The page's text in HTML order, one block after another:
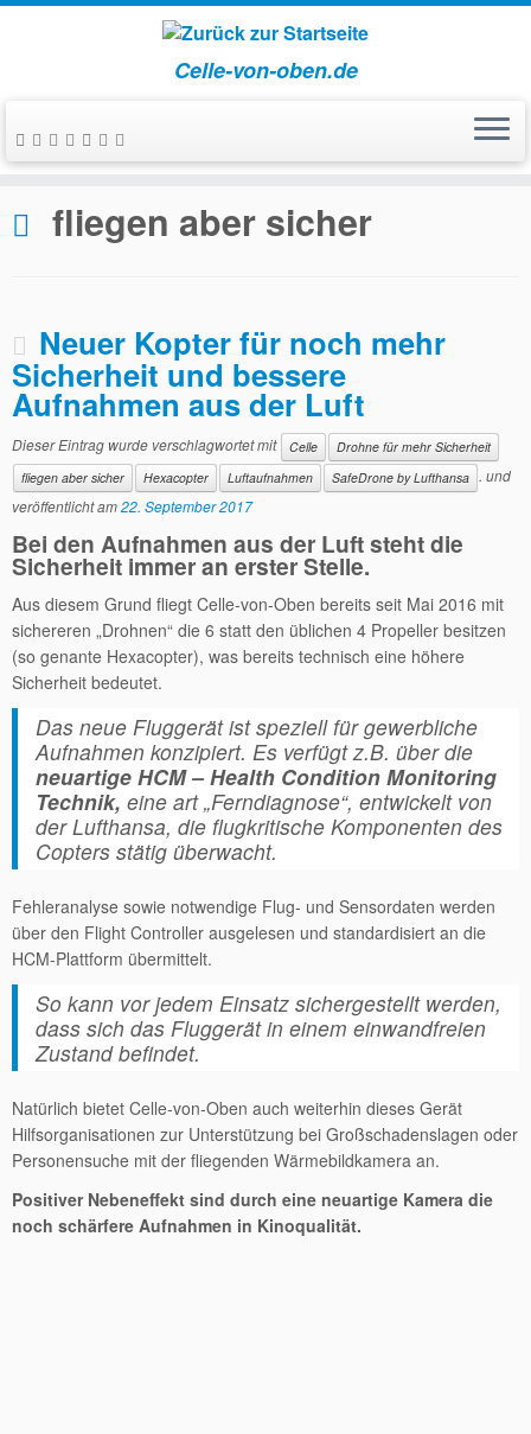
Zum
Inhalt
Celle-von-oben.de
Start » fliegen aber sicher
fliegen aber sicher
Neuer Kopter für noch mehr
Sicherheit und bessere
Aufnahmen aus der Luft
Dieser Eintrag wurde verschlagwortet mit Celle
Drohne für mehr Sicherheit
fliegen aber sicher
Hexacopter Luftaufnahmen SafeDrone by Lufthansa . und
veröffentlicht am22. September 2017
Bei den Aufnahmen aus der Luft steht die
Sicherheit immer an erster Stelle.
Aus diesem Grund fliegt Celle-von-Oben bereits seit Mai 2016 mit
sichereren „Drohnen“ die 6 statt den üblichen 4 Propeller besitzen
(so genante Hexacopter), was bereits technisch eine höhere
Sicherheit bedeutet.
Das neue Fluggerät ist speziell für gewerbliche
Aufnahmen konzipiert. Es verfügt z.B. über die
neuartige HCM – Health Condition Monitoring
Technik, eine art „Ferndiagnose“, entwickelt von
der Lufthansa, die flugkritische Komponenten des
Copters stätig überwacht.
Fehleranalyse sowie notwendige Flug- und Sensordaten werden
über den Flight Controller ausgelesen und standardisiert an die
HCM-Plattform übermittelt.
So kann vor jedem Einsatz sichergestellt werden,
dass sich das Fluggerät in einem einwandfreien
Zustand befindet.
Natürlich bietet Celle-von-Oben auch weiterhin dieses Gerät
Hilfsorganisationen zur Unterstützung bei Großschadenslagen oder
Personensuche mit der fliegenden Wärmebildkamera an.
Positiver Nebeneffekt sind durch eine neuartige Kamera die
noch schärfere Aufnahmen in Kinoqualität.